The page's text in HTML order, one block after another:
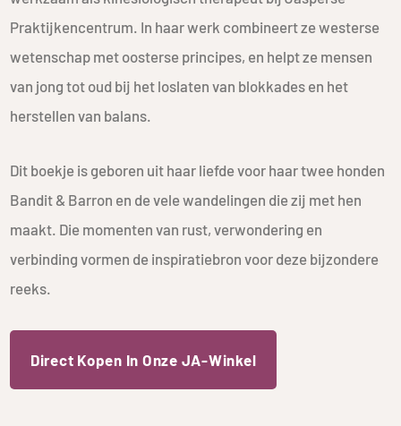
Praktijkencentrum. In haar werk combineert ze westerse
wetenschap met oosterse principes, en helpt ze mensen
van jong tot oud bij het loslaten van blokkades en het
herstellen van balans.
Dit boekje is geboren uit haar liefde voor haar twee honden
Bandit & Barron en de vele wandelingen die zij met hen
maakt. Die momenten van rust, verwondering en
verbinding vormen de inspiratiebron voor deze bijzondere
reeks.
Direct Kopen In Onze JA-Winkel